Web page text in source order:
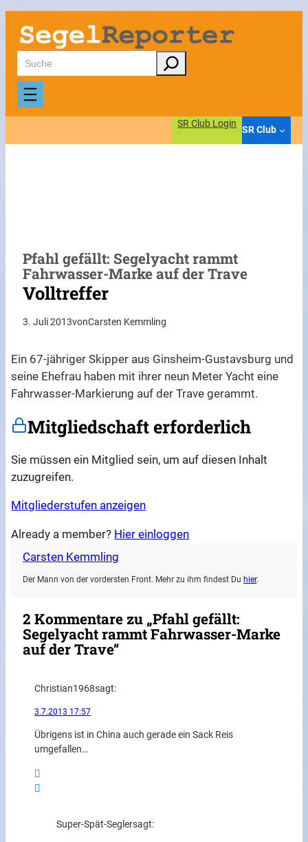
Zum
Inhalt
springen
Suchen
SR Club Login
SR Club
Pfahl gefällt: Segelyacht rammt
Fahrwasser-Marke auf der Trave
Volltreffer
3. Juli 2013vonCarsten Kemmling
Ein 67-jähriger Skipper aus Ginsheim-Gustavsburg und
seine Ehefrau haben mit ihrer neun Meter Yacht eine
Fahrwasser-Markierung auf der Trave gerammt.
Mitgliedschaft erforderlich
Sie müssen ein Mitglied sein, um auf diesen Inhalt
zuzugreifen.
Mitgliederstufen anzeigen
Already a member? Hier einloggen
Carsten Kemmling
Der Mann von der vordersten Front. Mehr zu ihm findest Du hier.
2 Kommentare zu „Pfahl gefällt:
Segelyacht rammt Fahrwasser-Marke
auf der Trave“
Christian1968sagt:
3.7.2013 17:57
Übrigens ist in China auch gerade ein Sack Reis
umgefallen…
Super-Spät-Seglersagt: